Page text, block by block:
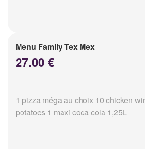
Menu Family Tex Mex
27.00 €
1 pizza méga au choix 10 chicken
potatoes 1 maxi coca cola 1,25L